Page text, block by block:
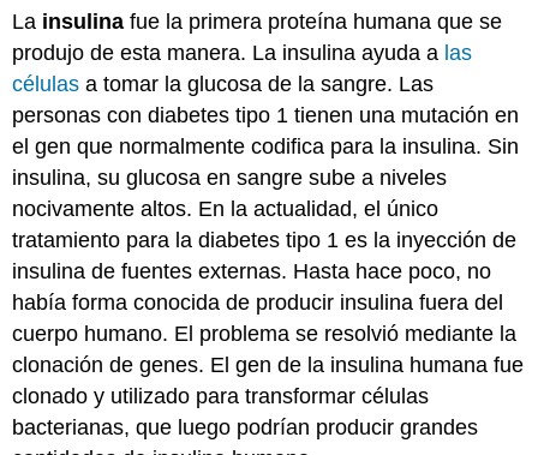
La insulina fue la primera proteína humana que se
produjo de esta manera. La insulina ayuda a las
células a tomar la glucosa de la sangre. Las
personas con diabetes tipo 1 tienen una mutación en
el gen que normalmente codifica para la insulina. Sin
insulina, su glucosa en sangre sube a niveles
nocivamente altos. En la actualidad, el único
tratamiento para la diabetes tipo 1 es la inyección de
insulina de fuentes externas. Hasta hace poco, no
había forma conocida de producir insulina fuera del
cuerpo humano. El problema se resolvió mediante la
clonación de genes. El gen de la insulina humana fue
clonado y utilizado para transformar células
bacterianas, que luego podrían producir grandes